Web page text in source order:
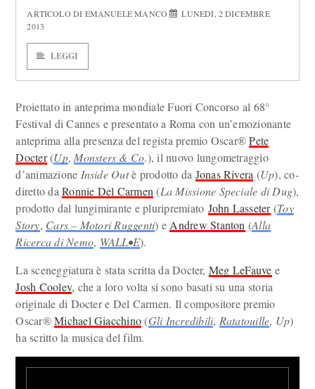
ARTICOLO DI EMANUELE MANCO
LUNEDÌ, 2 DICEMBRE
2013
LEGGI
Proiettato in anteprima mondiale Fuori Concorso al 68°
Festival di Cannes e presentato a Roma con un’emozionante
anteprima alla presenza del regista premio Oscar®Pete
Docter(Up, Monsters & Co.), il nuovo lungometraggio
d’animazione Inside Outè prodotto da Jonas Rivera (Up), co-
diretto daRonnie Del Carmen (La Missione Speciale di Dug),
prodotto dal lungimirante e pluripremiato John Lasseter(Toy
Story, Cars – Motori Ruggenti) e Andrew Stanton (Alla
Ricerca di Nemo, WALL•E).
La sceneggiatura è stata scritta da Docter, Meg LeFauve e
Josh Cooley, che a loro volta si sono basati su una storia
originale di Docter e Del Carmen. Il compositore premio
Oscar®Michael Giacchino(Gli Incredibili, Ratatouille, Up)
ha scritto la musica del film.